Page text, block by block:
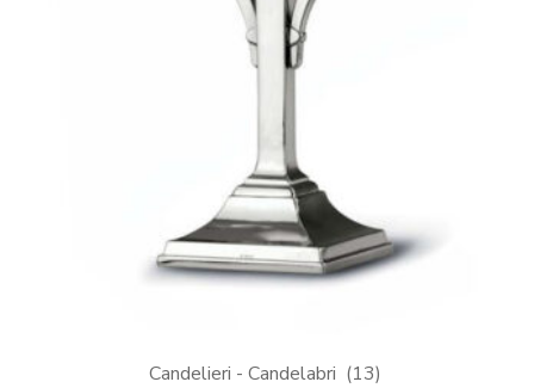
Candelieri - Candelabri (13)